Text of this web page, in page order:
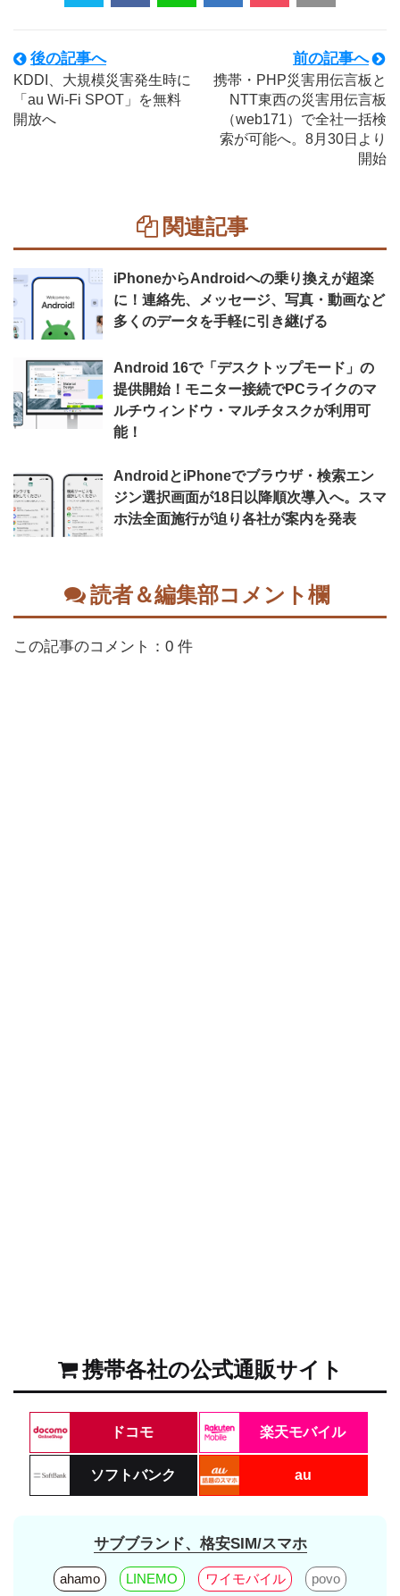
後の記事へ
KDDI、大規模災害発生時に
「au Wi-Fi SPOT」を無料
開放へ
前の記事へ
携帯・PHP災害用伝言板と
NTT東西の災害用伝言板
（web171）で全社一括検
索が可能へ。8月30日より
開始
関連記事
iPhoneからAndroidへの乗り換えが超楽
に！連絡先、メッセージ、写真・動画など
多くのデータを手軽に引き継げる
Android 16で「デスクトップモード」の
提供開始！モニター接続でPCライクのマ
ルチウィンドウ・マルチタスクが利用可
能！
AndroidとiPhoneでブラウザ・検索エン
ジン選択画面が18日以降順次導入へ。スマ
ホ法全面施行が迫り各社が案内を発表
読者＆編集部コメント欄
この記事のコメント：0 件
携帯各社の公式通販サイト
ドコモ 楽天モバイル
ソフトバンク au
サブブランド、格安SIM/スマホ
ahamo LINEMO ワイモバイル povo